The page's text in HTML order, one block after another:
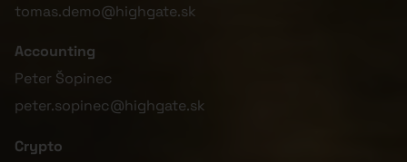
tomas.demo@highgate.sk
Accounting
Peter Šopinec
peter.sopinec@highgate.sk
Crypto